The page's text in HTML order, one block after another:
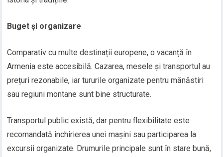
Buget și organizare
Comparativ cu multe destinații europene, o vacanță în
Armenia este accesibilă. Cazarea, mesele și transportul au
prețuri rezonabile, iar tururile organizate pentru mănăstiri
sau regiuni montane sunt bine structurate.
Transportul public există, dar pentru flexibilitate este
recomandată închirierea unei mașini sau participarea la
excursii organizate. Drumurile principale sunt în stare bună,